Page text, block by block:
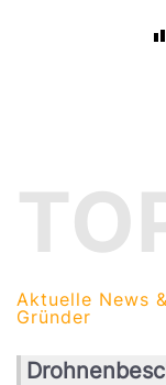
Aktuelle News
Gründer